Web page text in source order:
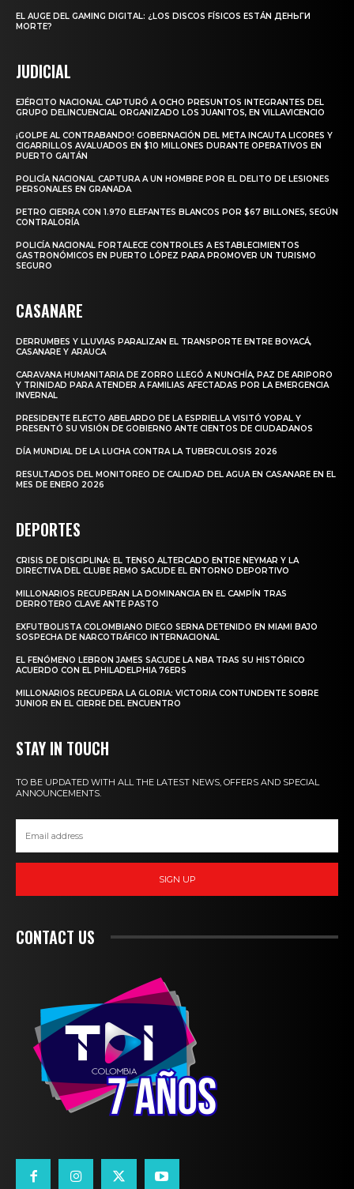
EL AUGE DEL GAMING DIGITAL: ¿LOS DISCOS FÍSICOS ESTÁN ДЕНЬГИ
MORTE?
JUDICIAL
EJÉRCITO NACIONAL CAPTURÓ A OCHO PRESUNTOS INTEGRANTES DEL
GRUPO DELINCUENCIAL ORGANIZADO LOS JUANITOS, EN VILLAVICENCIO
¡GOLPE AL CONTRABANDO! GOBERNACIÓN DEL META INCAUTA LICORES Y
CIGARRILLOS AVALUADOS EN $10 MILLONES DURANTE OPERATIVOS EN
PUERTO GAITÁN
POLICÍA NACIONAL CAPTURA A UN HOMBRE POR EL DELITO DE LESIONES
PERSONALES EN GRANADA
PETRO CIERRA CON 1.970 ELEFANTES BLANCOS POR $67 BILLONES, SEGÚN
CONTRALORÍA
POLICÍA NACIONAL FORTALECE CONTROLES A ESTABLECIMIENTOS
GASTRONÓMICOS EN PUERTO LÓPEZ PARA PROMOVER UN TURISMO
SEGURO
CASANARE
DERRUMBES Y LLUVIAS PARALIZAN EL TRANSPORTE ENTRE BOYACÁ,
CASANARE Y ARAUCA
CARAVANA HUMANITARIA DE ZORRO LLEGÓ A NUNCHÍA, PAZ DE ARIPORO
Y TRINIDAD PARA ATENDER A FAMILIAS AFECTADAS POR LA EMERGENCIA
INVERNAL
PRESIDENTE ELECTO ABELARDO DE LA ESPRIELLA VISITÓ YOPAL Y
PRESENTÓ SU VISIÓN DE GOBIERNO ANTE CIENTOS DE CIUDADANOS
DÍA MUNDIAL DE LA LUCHA CONTRA LA TUBERCULOSIS 2026
RESULTADOS DEL MONITOREO DE CALIDAD DEL AGUA EN CASANARE EN EL
MES DE ENERO 2026
DEPORTES
CRISIS DE DISCIPLINA: EL TENSO ALTERCADO ENTRE NEYMAR Y LA
DIRECTIVA DEL CLUBE REMO SACUDE EL ENTORNO DEPORTIVO
MILLONARIOS RECUPERAN LA DOMINANCIA EN EL CAMPÍN TRAS
DERROTERO CLAVE ANTE PASTO
EXFUTBOLISTA COLOMBIANO DIEGO SERNA DETENIDO EN MIAMI BAJO
SOSPECHA DE NARCOTRÁFICO INTERNACIONAL
EL FENÓMENO LEBRON JAMES SACUDE LA NBA TRAS SU HISTÓRICO
ACUERDO CON EL PHILADELPHIA 76ERS
MILLONARIOS RECUPERA LA GLORIA: VICTORIA CONTUNDENTE SOBRE
JUNIOR EN EL CIERRE DEL ENCUENTRO
STAY IN TOUCH
TO BE UPDATED WITH ALL THE LATEST NEWS, OFFERS AND SPECIAL
ANNOUNCEMENTS.
SIGN UP
CONTACT US